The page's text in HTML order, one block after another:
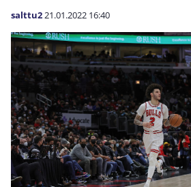
salttu221.01.2022 16:40